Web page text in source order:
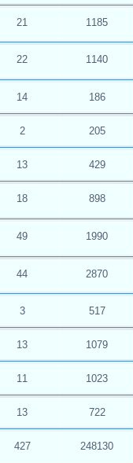
21 1185
22 1140
14 186
2 205
13 429
18 898
49 1990
44 2870
3 517
13 1079
11 1023
13 722
427 248130